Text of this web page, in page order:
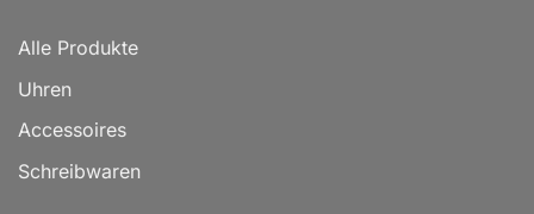
Alle Produkte
Uhren
Accessoires
Schreibwaren